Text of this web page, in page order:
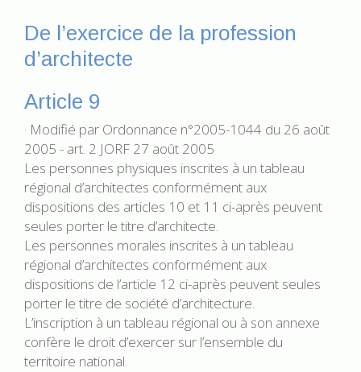
De l’exercice de la profession
d’architecte
Article 9
· Modifié par Ordonnance n°2005-1044 du 26 août
2005 - art. 2 JORF 27 août 2005
Les personnes physiques inscrites à un tableau
régional d’architectes conformément aux
dispositions des articles 10 et 11 ci-après peuvent
seules porter le titre d’architecte.
Les personnes morales inscrites à un tableau
régional d’architectes conformément aux
dispositions de l’article 12 ci-après peuvent seules
porter le titre de société d’architecture.
L’inscription à un tableau régional ou à son annexe
confère le droit d’exercer sur l’ensemble du
territoire national.